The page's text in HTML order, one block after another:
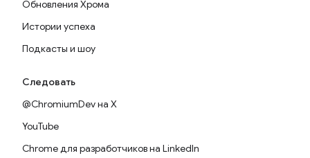
Обновления Хрома
Истории успеха
Подкасты и шоу
Следовать
@ChromiumDev на X
YouTube
Chrome для разработчиков на LinkedIn